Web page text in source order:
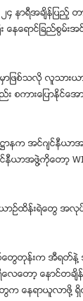
၂၄ နာရီအခ်ိန္ျပ
ေနေရာင္ျခည္စြမ္
မွာျဖစ္သလုိ လူသား
ကားေျပာႏုိင္ေအ
နက အင္ဂ်င္နီယာအ
အဖြဲ႔ကိုေတာ့
ထိန္းရဲေတြ အလုပ္
တုန္းက အီရတ္နဲ႔ အ
ေတာ့ ေနာင္တခ်ိန္
က ေနရာယူလာဖုိ႔